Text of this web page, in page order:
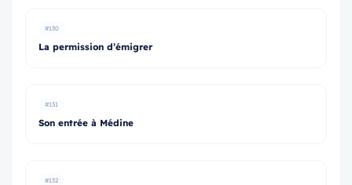
#130
La permission d’émigrer
#131
Son entrée à Médine
#132